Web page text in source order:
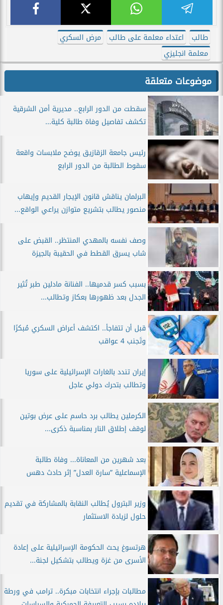
طالب اعتداء معلمة على طالب
مرض السكري
معلمة انجليزي
موضوعات متعلقة
سقطت من الدور الرابع.. مديرية أمن الشرقية
تكشف تفاصيل وفاة طالبة كلية...
رئيس جامعة الزقازيق يوضح ملابسات واقعة
سقوط الطالبة من الدور الرابع
البرلمان يناقش قانون الإيجار القديم وإيهاب
منصور يطالب بتشريع متوازن يراعي الواقع...
وصف نفسه بالمهدي المنتظر.. القبض على
شاب يسرق القطط في الحقيبة بالجيزة
بسبب كسر قدميها.. الفنانة مادلين طبر تُثير
الجدل بعد ظهورها بعكاز وتطالب...
قبل أن تتفاجأ.. اكتشف أعراض السكري مُبكرًا
وتَجنب 4 عواقب
إيران تندد بالغارات الإسرائيلية على سوريا
وتطالب بتحرك دولي عاجل
الكرملين يطالب برد حاسم على عرض بوتين
لوقف إطلاق النار بمناسبة ذكرى...
بعد شهرين من المعاناة... وفاة طالبة
الإسماعلية ”سارة العدل” إثر حادث دهس
وزير البترول يُطالب النقابة بالمشاركة في تقديم
حلول لزيادة الاستثمار
هرتسوغ يحث الحكومة الإسرائيلية على إعادة
الأسرى من غزة ويطالب بتشكيل لجنة...
مطالبات بإجراء انتخابات مبكرة.. ترامب في ورطة